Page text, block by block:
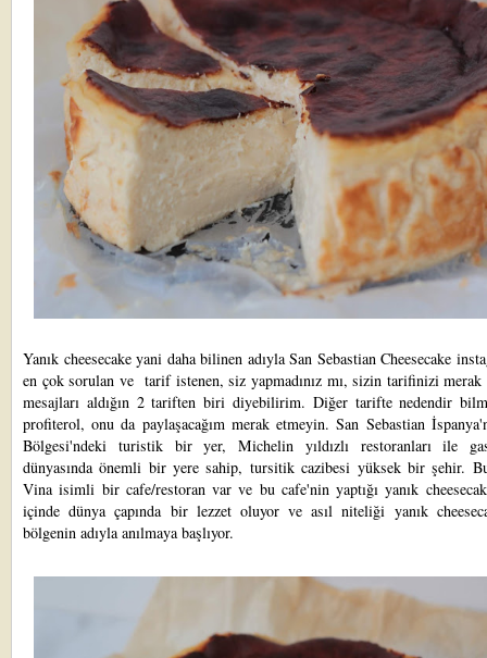
Yanık cheesecake yani daha bilinen adıyla San Sebastian Cheesecake
en çok sorulan ve tarif istenen, siz yapmadınız mı, sizin tarifinizi merak
mesajları aldığın 2 tariften biri diyebilirim. Diğer tarifte nedendir
profiterol, onu da paylaşacağım merak etmeyin. San Sebastian
Bölgesi'ndeki turistik bir yer, Michelin yıldızlı restoranları ile
dünyasında önemli bir yere sahip, tursitik cazibesi yüksek bir şehir.
Vina isimli bir cafe/restoran var ve bu cafe'nin yaptığı yanık
içinde dünya çapında bir lezzet oluyor ve asıl niteliği yanık
bölgenin adıyla anılmaya başlıyor.